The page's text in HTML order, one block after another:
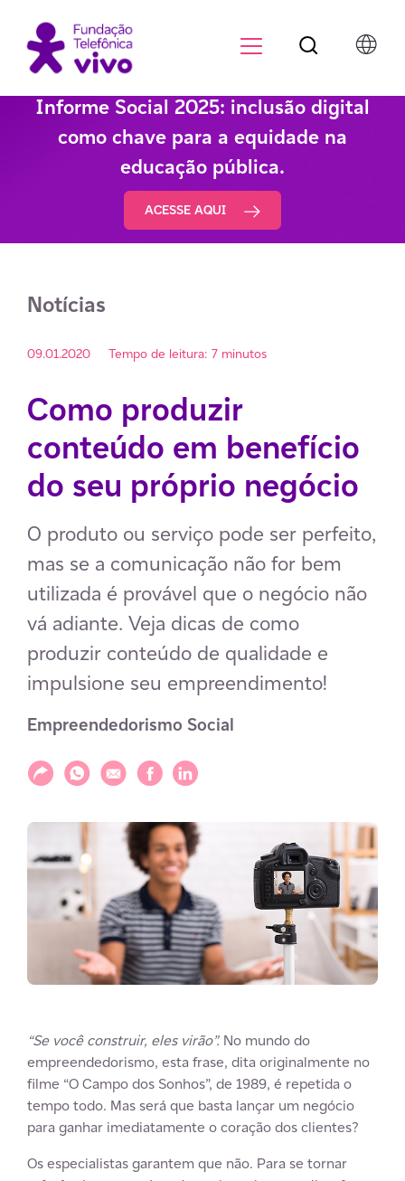
Informe Social 2025: inclusão digital
como chave para a equidade na
educação pública.
ACESSE AQUI
Notícias
09.01.2020 Tempo de leitura: 7 minutos
Como produzir
conteúdo em benefício
do seu próprio negócio
O produto ou serviço pode ser perfeito,
mas se a comunicação não for bem
utilizada é provável que o negócio não
vá adiante. Veja dicas de como
produzir conteúdo de qualidade e
impulsione seu empreendimento!
Empreendedorismo Social
Compartilhar
Compartilhar via WhatsApp
Compartilhar via E-mail
Compartilhar via Facebook
Compartilhar via LinkedIn
“Se você construir, eles virão”. No mundo do
empreendedorismo, esta frase, dita originalmente no
filme “O Campo dos Sonhos”, de 1989, é repetida o
tempo todo. Mas será que basta lançar um negócio
para ganhar imediatamente o coração dos clientes?
Os especialistas garantem que não. Para se tornar
Botão de